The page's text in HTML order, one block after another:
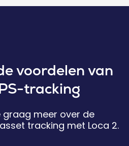
voordelen van
tracking
graag meer over de
tracking met Loca 2.